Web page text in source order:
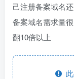
己注册备案域名
备案域名需求量
翻10倍以上
此